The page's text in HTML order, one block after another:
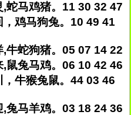
蛇马鸡猪。11 30 32 47
鸡马狗兔。10 49 41
牛蛇狗猪。05 07 14 22
鼠兔马鸡。06 10 42 46
牛猴兔鼠。44 03 46
兔马羊鸡。03 18 24 36